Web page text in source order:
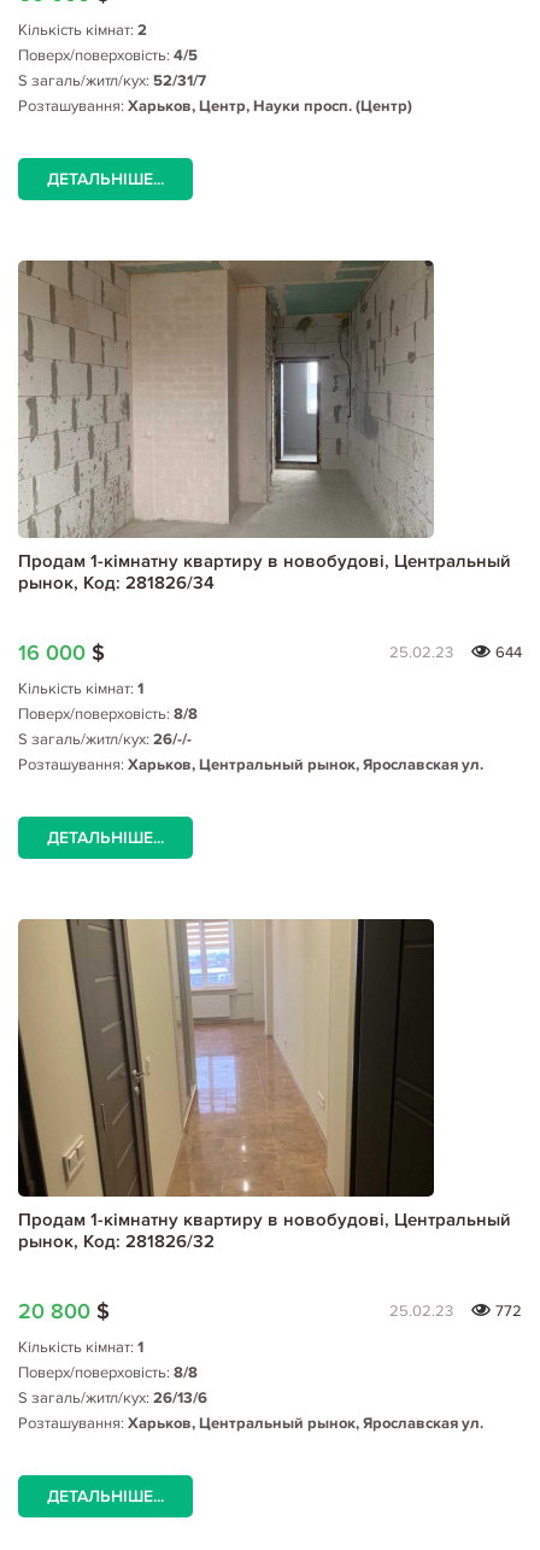
Кількість кімнат: 2
Поверх/поверховість: 4/5
S загаль/житл/кух: 52/31/7
Розташування: Харьков, Центр, Науки просп. (Центр)
ДЕТАЛЬНІШЕ...
Продам 1-кімнатну квартиру в новобудові, Центральный
рынок, Код: 281826/34
16 000 $ 25.02.23
644
Кількість кімнат: 1
Поверх/поверховість: 8/8
S загаль/житл/кух: 26/-/-
Розташування: Харьков, Центральный рынок, Ярославская ул.
ДЕТАЛЬНІШЕ...
Продам 1-кімнатну квартиру в новобудові, Центральный
рынок, Код: 281826/32
20 800 $ 25.02.23
772
Кількість кімнат: 1
Поверх/поверховість: 8/8
S загаль/житл/кух: 26/13/6
Розташування: Харьков, Центральный рынок, Ярославская ул.
ДЕТАЛЬНІШЕ...